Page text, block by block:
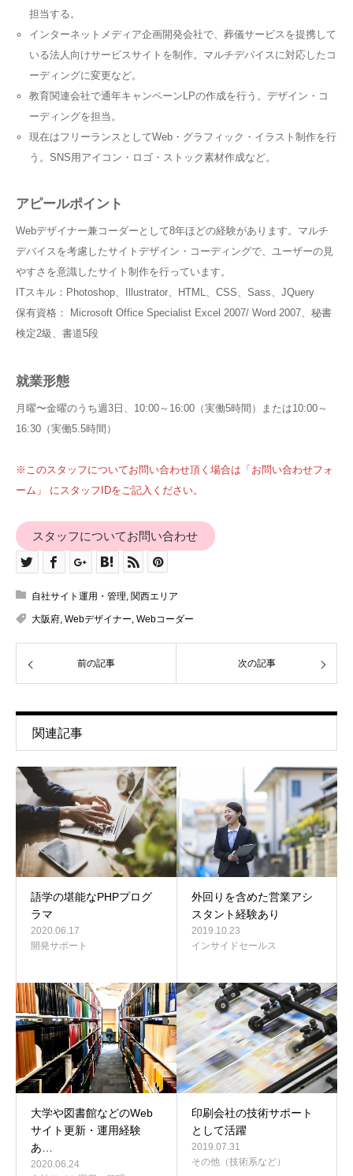
担当する。
インターネットメディア企画開発会社で、葬儀サービスを提携して
いる法人向けサービスサイトを制作。マルチデバイスに対応したコ
ーディングに変更など。
教育関連会社で通年キャンペーンLPの作成を行う。デザイン・コ
ーディングを担当。
現在はフリーランスとしてWeb・グラフィック・イラスト制作を行
う。SNS用アイコン・ロゴ・ストック素材作成など。
アピールポイント
Webデザイナー兼コーダーとして8年ほどの経験があります。マルチ
デバイスを考慮したサイトデザイン・コーディングで、ユーザーの見
やすさを意識したサイト制作を行っています。
ITスキル：Photoshop、Illustrator、HTML、CSS、Sass、JQuery
保有資格： Microsoft Office Specialist Excel 2007/ Word 2007、秘書
検定2級、書道5段
就業形態
月曜〜金曜のうち週3日、10:00～16:00（実働5時間）または10:00～
16:30（実働5.5時間）
※このスタッフについてお問い合わせ頂く場合は「お問い合わせフォ
ーム」 にスタッフIDをご記入ください。
スタッフについてお問い合わせ
自社サイト運用・管理, 関西エリア
大阪府, Webデザイナー, Webコーダー
前の記事 次の記事
関連記事
語学の堪能なPHPプログ
ラマ
2020.06.17
開発サポート
外回りを含めた営業アシ
スタント経験あり
2019.10.23
インサイドセールス
大学や図書館などのWeb
サイト更新・運用経験
あ…
2020.06.24
印刷会社の技術サポート
として活躍
2019.07.31
その他（技術系など）